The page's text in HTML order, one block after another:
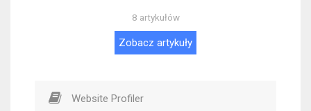
8 artykułów
Zobacz artykuły
Website Profiler